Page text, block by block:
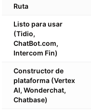
Ruta
Listo para usar
(Tidio,
ChatBot.com,
Intercom Fin)
Constructor de
plataforma (Vertex
AI, Wonderchat,
Chatbase)